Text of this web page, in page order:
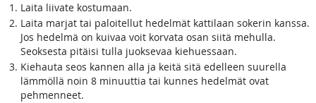
Laita liivate kostumaan.
Laita marjat tai paloitellut hedelmät kattilaan sokerin kanssa.
Jos hedelmä on kuivaa voit korvata osan siitä mehulla.
Seoksesta pitäisi tulla juoksevaa kiehuessaan.
Kiehauta seos kannen alla ja keitä sitä edelleen suurella
lämmöllä noin 8 minuuttia tai kunnes hedelmät ovat
pehmenneet.